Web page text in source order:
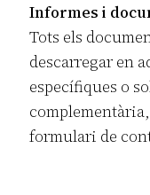
Informes i
Tots els
descarregar en
específiques o
formulari de